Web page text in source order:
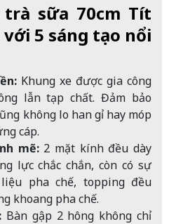
sữa 70cm Tít
5 sáng tạo nổi
Khung xe được gia công
lẫn tạp chất. Đảm bảo
không lo han gỉ hay móp
cáp.
mẽ:2 mặt kính đều dày
lực chắc chắn, còn có sự
pha chế, topping đều
khoang pha chế.
Bàn gập 2 hông không chỉ